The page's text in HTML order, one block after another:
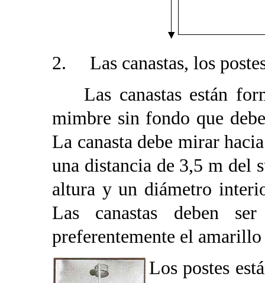
2. Las canastas, los
Las canastas están
mimbre sin fondo que
La canasta debe mirarhacia
una distancia de 3,5 m del
altura y un diámetro
Las canastas deben
preferentemente el
Los postes